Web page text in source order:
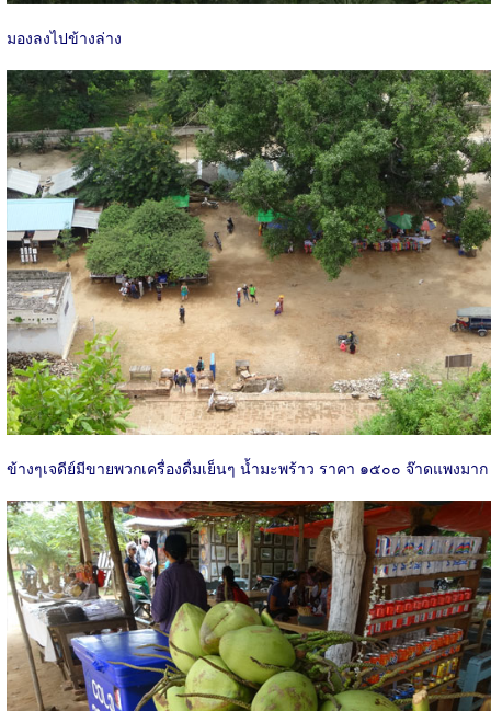
มองลงไปข้างล่าง
ข้างๆเจดีย์มีขายพวกเครื่องดื่มเย็นๆ น้ำมะพร้าว ราคา ๑๕๐๐ จ๊าดแพงมาก